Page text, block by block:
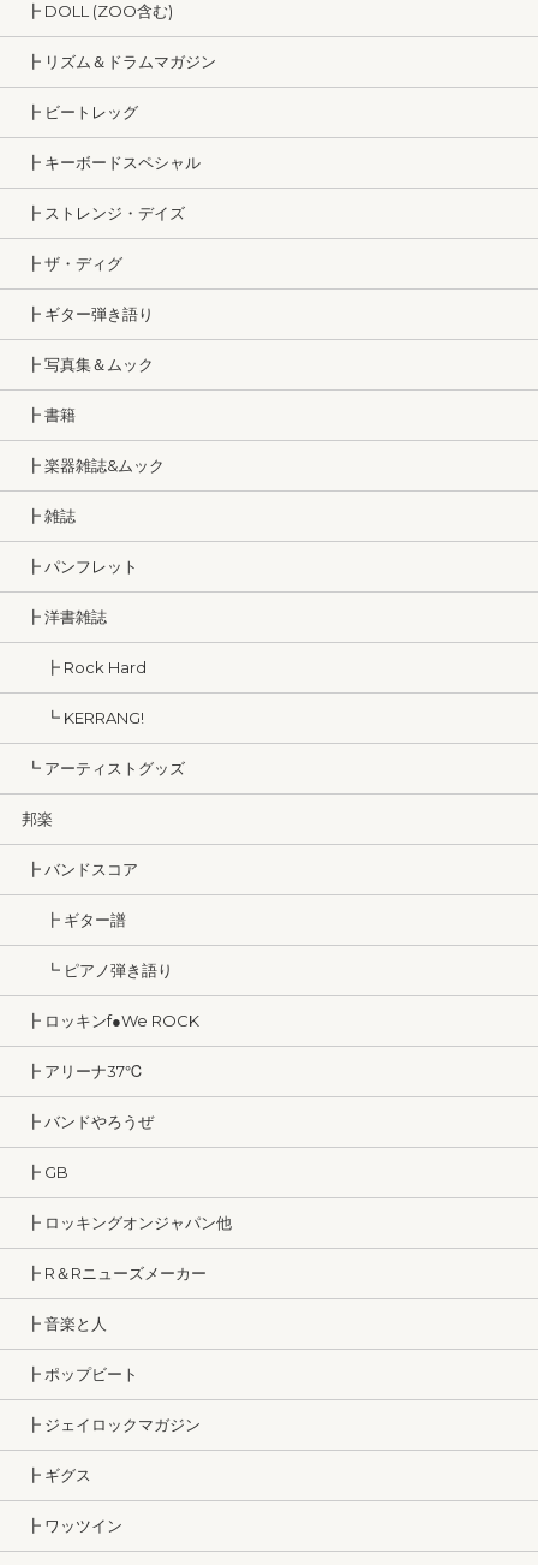
┣ DOLL (ZOO含む)
┣ リズム＆ドラムマガジン
┣ ビートレッグ
┣ キーボードスペシャル
┣ ストレンジ・デイズ
┣ ザ・ディグ
┣ ギター弾き語り
┣ 写真集＆ムック
┣ 書籍
┣ 楽器雑誌&ムック
┣ 雑誌
┣ パンフレット
┣ 洋書雑誌
┣ Rock Hard
┗ KERRANG!
┗ アーティストグッズ
邦楽
┣ バンドスコア
┣ ギター譜
┗ ピアノ弾き語り
┣ ロッキンf●We ROCK
┣ アリーナ37℃
┣ バンドやろうぜ
┣ GB
┣ ロッキングオンジャパン他
┣ R＆Rニューズメーカー
┣ 音楽と人
┣ ポップビート
┣ ジェイロックマガジン
┣ ギグス
┣ ワッツイン